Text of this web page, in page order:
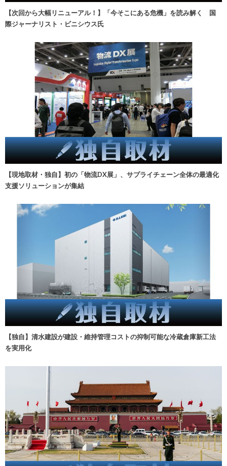
【次回から大幅リニューアル！】「今そこにある危機」を読み解く 国
際ジャーナリスト・ビニシウス氏
【現地取材・独自】初の「物流DX展」、サプライチェーン全体の最適化
支援ソリューションが集結
【独自】清水建設が建設・維持管理コストの抑制可能な冷蔵倉庫新工法
を実用化